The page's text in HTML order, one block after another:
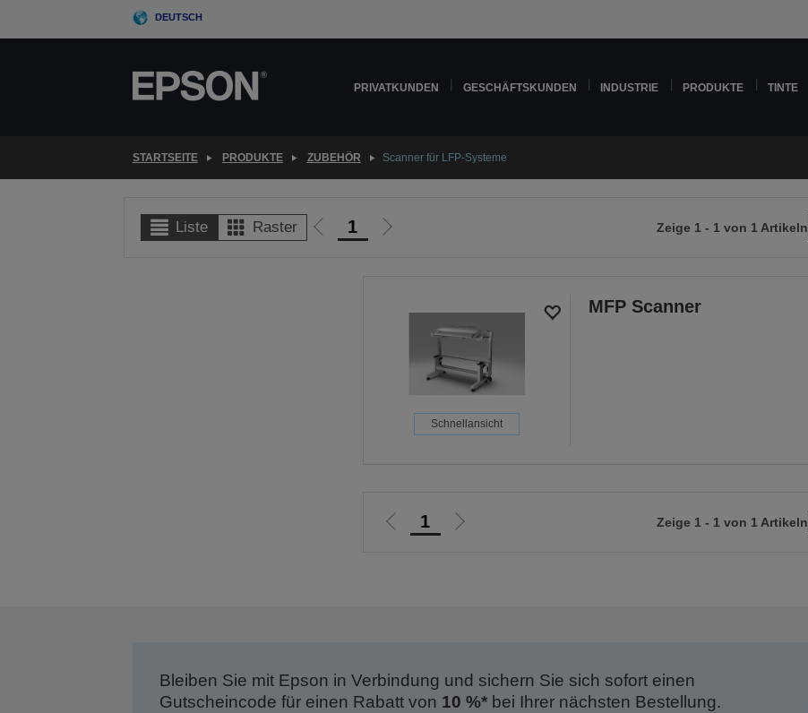
DEUTSCH
PRIVATKUNDEN GESCHÄFTSKUNDEN INDUSTRIE PRODUKTE TINTE
STARTSEITE PRODUKTE ZUBEHÖR Scanner für LFP-Systeme
Liste Raster
Zur 1
Zur
Zeige 1 - 1 von 1 Artikeln
Schnellansicht
MFP Scanner
Zur 1
Zur
Zeige 1 - 1 von 1 Artikeln
Bleiben Sie mit Epson in Verbindung und sichern Sie sich sofort einen
Gutscheincode für einen Rabatt von 10 %*bei Ihrer nächsten Bestellung.